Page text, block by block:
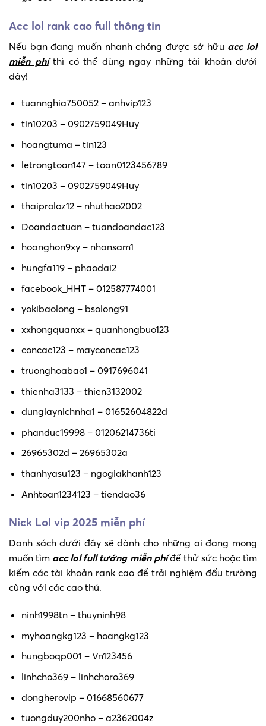
Acc lol rank cao full thông tin
Nếu bạn đang muốn nhanh chóng được sở hữu acc lol
miễn phíthì có thể dùng ngay những tài khoản dưới
đây!
tuannghia750052 – anhvip123
tin10203 – 0902759049Huy
hoangtuma – tin123
letrongtoan147 – toan0123456789
tin10203 – 0902759049Huy
thaiproloz12 – nhuthao2002
Doandactuan – tuandoandac123
hoanghon9xy – nhansam1
hungfa119 – phaodai2
facebook_HHT – 012587774001
yokibaolong – bsolong91
xxhongquanxx – quanhongbuo123
concac123 – mayconcac123
truonghoabao1 – 0917696041
thienha3133 – thien3132002
dunglaynichnha1 – 01652604822d
phanduc19998 – 01206214736ti
26965302d – 26965302a
thanhyasu123 – ngogiakhanh123
Anhtoan1234123 – tiendao36
Nick Lol vip 2025 miễn phí
Danh sách dưới đây sẽ dành cho những ai đang mong
muốn tìm acc lol full tướng miễn phíđể thử sức hoặc tìm
kiếm các tài khoản rank cao để trải nghiệm đấu trường
cùng với các cao thủ.
ninh1998tn – thuyninh98
myhoangkg123 – hoangkg123
hungboqp001 – Vn123456
linhcho369 – linhchoro369
dongherovip – 01668560677
tuongduy200nho – a2362004z